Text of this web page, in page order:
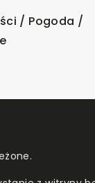
/ Pogoda /